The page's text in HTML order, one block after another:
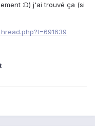
:D) j'ai trouvé ça (si